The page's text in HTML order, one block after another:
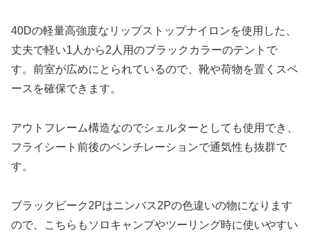
40Dの軽量高強度なリップストップナイロンを使用した、
丈夫で軽い1人から2人用のブラックカラーのテントで
す。前室が広めにとられているので、靴や荷物を置くスペ
ースを確保できます。
アウトフレーム構造なのでシェルターとしても使用でき、
フライシート前後のベンチレーションで通気性も抜群で
す。
ブラックビーク2Pはニンバス2Pの色違いの物になります
ので、こちらもソロキャンプやツーリング時に使いやすい